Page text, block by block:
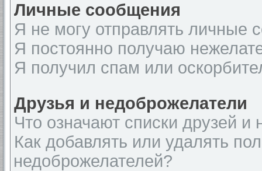
Личные сообщения
Я не могу отправлять личные
Я постоянно получаю
Я получил спам или
Друзья и недоброжелатели
Что означают списки друзей и
Как добавлять или удалять
недоброжелателей?